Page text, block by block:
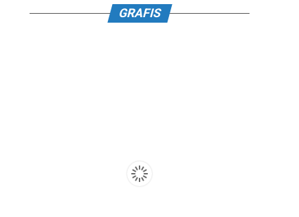
GRAFIS